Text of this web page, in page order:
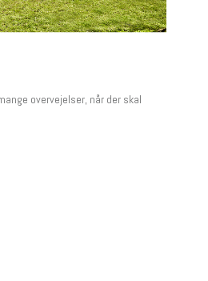
overvejelser, når der skal